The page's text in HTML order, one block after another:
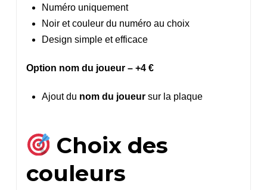
Numéro uniquement
Noir et couleur du numéro au choix
Design simple et efficace
Option nom du joueur – +4 €
Ajout du nom du joueur sur la plaque
Choix des
couleurs